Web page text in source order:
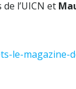
l’UICN et
le-